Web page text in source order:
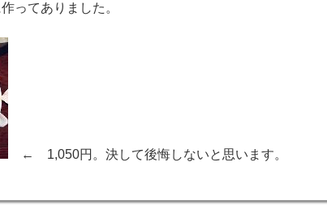
ってありました。
← 1,050円。決して後悔しないと思います。